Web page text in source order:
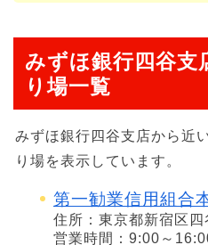
みずほ銀行四谷支
り場一覧
みずほ銀行四谷支店から近
り場を表示しています。
第一勧業信用組合
住所：東京都新宿区四
営業時間：9:00～